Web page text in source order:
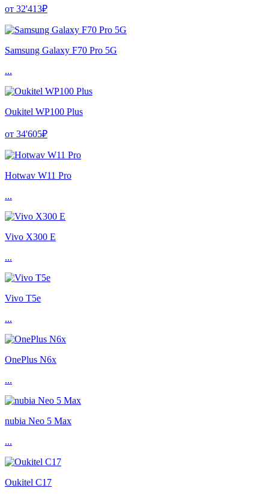
от 32'413₽
Samsung Galaxy F70 Pro 5G
...
Oukitel WP100 Plus
от 34'605₽
Hotwav W11 Pro
...
Vivo X300 E
...
Vivo T5e
...
OnePlus N6x
...
nubia Neo 5 Max
...
Oukitel C17